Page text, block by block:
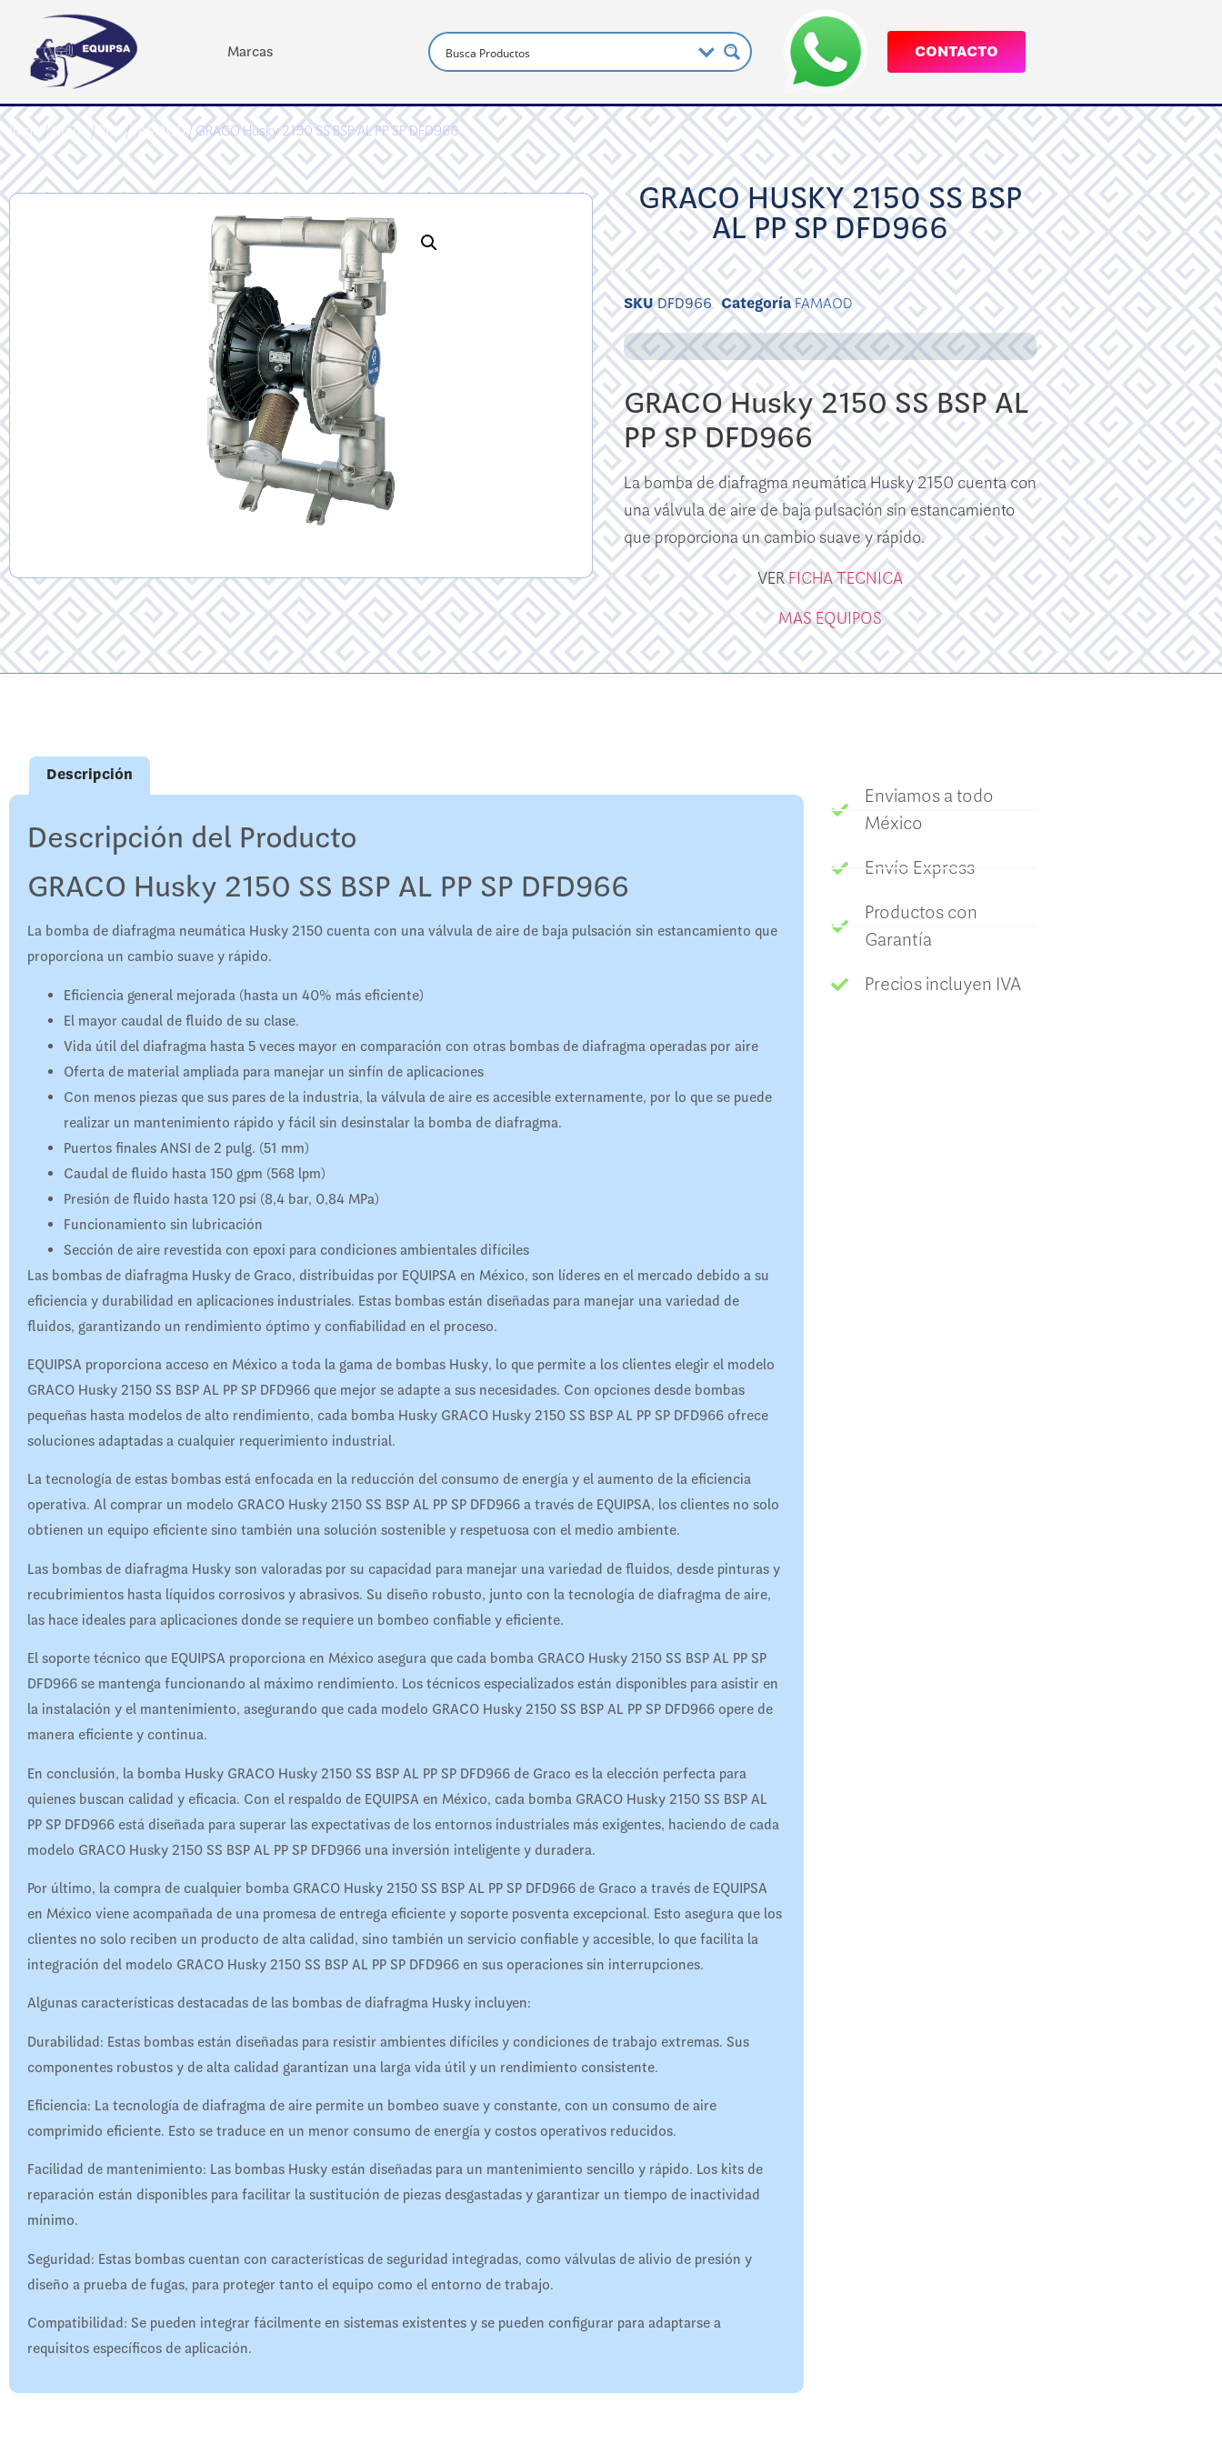
Marcas CONTACTO
Inicio/Graco/PRO/FAMAOD/ GRACO Husky 2150 SS BSP AL PP SP DFD966
GRACO HUSKY 2150 SS BSP
AL PP SP DFD966
SKUDFD966 CategoríaFAMAOD
GRACO Husky 2150 SS BSP AL
PP SP DFD966
La bomba de diafragma neumática Husky 2150 cuenta con
una válvula de aire de baja pulsación sin estancamiento
que proporciona un cambio suave y rápido.
VERFICHA TECNICA
MAS EQUIPOS
Descripción
Descripción del Producto
GRACO Husky 2150 SS BSP AL PP SP DFD966
La bomba de diafragma neumática Husky 2150 cuenta con una válvula de aire de baja pulsación sin estancamiento que
proporciona un cambio suave y rápido.
Eficiencia general mejorada (hasta un 40% más eficiente)
El mayor caudal de fluido de su clase.
Vida útil del diafragma hasta 5 veces mayor en comparación con otras bombas de diafragma operadas por aire
Oferta de material ampliada para manejar un sinfín de aplicaciones
Con menos piezas que sus pares de la industria, la válvula de aire es accesible externamente, por lo que se puede
realizar un mantenimiento rápido y fácil sin desinstalar la bomba de diafragma.
Puertos finales ANSI de 2 pulg. (51 mm)
Caudal de fluido hasta 150 gpm (568 lpm)
Presión de fluido hasta 120 psi (8,4 bar, 0,84 MPa)
Funcionamiento sin lubricación
Sección de aire revestida con epoxi para condiciones ambientales difíciles
Las bombas de diafragma Husky de Graco, distribuidas por EQUIPSA en México, son líderes en el mercado debido a su
eficiencia y durabilidad en aplicaciones industriales. Estas bombas están diseñadas para manejar una variedad de
fluidos, garantizando un rendimiento óptimo y confiabilidad en el proceso.
EQUIPSA proporciona acceso en México a toda la gama de bombas Husky, lo que permite a los clientes elegir el modelo
GRACO Husky 2150 SS BSP AL PP SP DFD966 que mejor se adapte a sus necesidades. Con opciones desde bombas
pequeñas hasta modelos de alto rendimiento, cada bomba Husky GRACO Husky 2150 SS BSP AL PP SP DFD966 ofrece
soluciones adaptadas a cualquier requerimiento industrial.
La tecnología de estas bombas está enfocada en la reducción del consumo de energía y el aumento de la eficiencia
operativa. Al comprar un modelo GRACO Husky 2150 SS BSP AL PP SP DFD966 a través de EQUIPSA, los clientes no solo
obtienen un equipo eficiente sino también una solución sostenible y respetuosa con el medio ambiente.
Las bombas de diafragma Husky son valoradas por su capacidad para manejar una variedad de fluidos, desde pinturas y
recubrimientos hasta líquidos corrosivos y abrasivos. Su diseño robusto, junto con la tecnología de diafragma de aire,
las hace ideales para aplicaciones donde se requiere un bombeo confiable y eficiente.
El soporte técnico que EQUIPSA proporciona en México asegura que cada bomba GRACO Husky 2150 SS BSP AL PP SP
DFD966 se mantenga funcionando al máximo rendimiento. Los técnicos especializados están disponibles para asistir en
la instalación y el mantenimiento, asegurando que cada modelo GRACO Husky 2150 SS BSP AL PP SP DFD966 opere de
manera eficiente y continua.
En conclusión, la bomba Husky GRACO Husky 2150 SS BSP AL PP SP DFD966 de Graco es la elección perfecta para
quienes buscan calidad y eficacia. Con el respaldo de EQUIPSA en México, cada bomba GRACO Husky 2150 SS BSP AL
PP SP DFD966 está diseñada para superar las expectativas de los entornos industriales más exigentes, haciendo de cada
modelo GRACO Husky 2150 SS BSP AL PP SP DFD966 una inversión inteligente y duradera.
Por último, la compra de cualquier bomba GRACO Husky 2150 SS BSP AL PP SP DFD966 de Graco a través de EQUIPSA
en México viene acompañada de una promesa de entrega eficiente y soporte posventa excepcional. Esto asegura que los
clientes no solo reciben un producto de alta calidad, sino también un servicio confiable y accesible, lo que facilita la
integración del modelo GRACO Husky 2150 SS BSP AL PP SP DFD966 en sus operaciones sin interrupciones.
Algunas características destacadas de las bombas de diafragma Husky incluyen:
Durabilidad: Estas bombas están diseñadas para resistir ambientes difíciles y condiciones de trabajo extremas. Sus
componentes robustos y de alta calidad garantizan una larga vida útil y un rendimiento consistente.
Eficiencia: La tecnología de diafragma de aire permite un bombeo suave y constante, con un consumo de aire
comprimido eficiente. Esto se traduce en un menor consumo de energía y costos operativos reducidos.
Facilidad de mantenimiento: Las bombas Husky están diseñadas para un mantenimiento sencillo y rápido. Los kits de
reparación están disponibles para facilitar la sustitución de piezas desgastadas y garantizar un tiempo de inactividad
mínimo.
Seguridad: Estas bombas cuentan con características de seguridad integradas, como válvulas de alivio de presión y
diseño a prueba de fugas, para proteger tanto el equipo como el entorno de trabajo.
Compatibilidad: Se pueden integrar fácilmente en sistemas existentes y se pueden configurar para adaptarse a
requisitos específicos de aplicación.
Enviamos a todo
México
Envío Express
Productos con
Garantía
Precios incluyen IVA